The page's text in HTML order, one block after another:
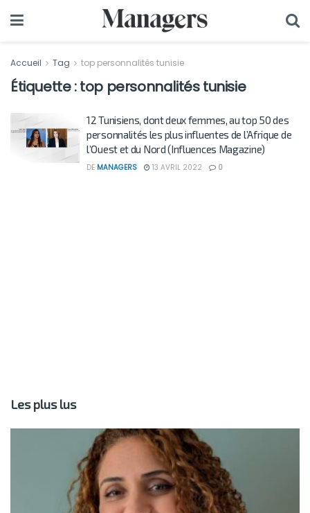
Accueil Tag top personnalités tunisie
Étiquette :top personnalités tunisie
12 Tunisiens, dont deux femmes, au top 50 des
personnalités les plus influentes de l’Afrique de
l’Ouest et du Nord (Influences Magazine)
DE MANAGERS 13 AVRIL 2022 0
Les plus lus